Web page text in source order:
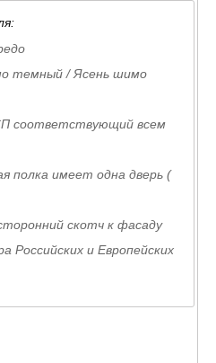
темный / Ясень шимо
соответствующий всем
полка имеет одна дверь (
скотч к фасаду
Российских и Европейских